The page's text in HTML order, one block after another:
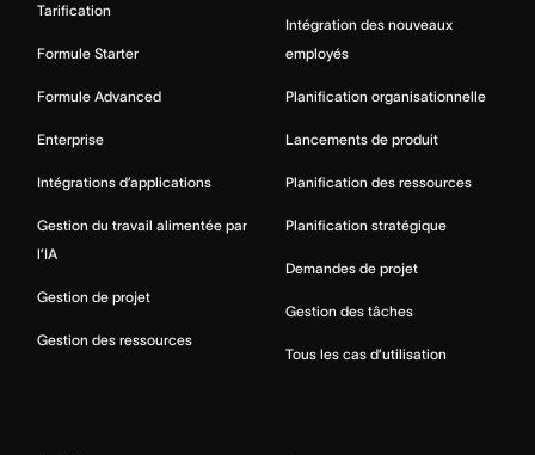
Tarification
Formule Starter
Formule Advanced
Enterprise
Intégrations d’applications
Gestion du travail alimentée par
l’IA
Gestion de projet
Gestion des ressources
Intégration des nouveaux
employés
Planification organisationnelle
Lancements de produit
Planification des ressources
Planification stratégique
Demandes de projet
Gestion des tâches
Tous les cas d’utilisation